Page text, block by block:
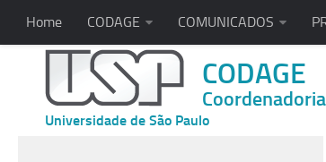
Home CODAGE COMUNICADOS
CODAGE
Universidade de São Paulo